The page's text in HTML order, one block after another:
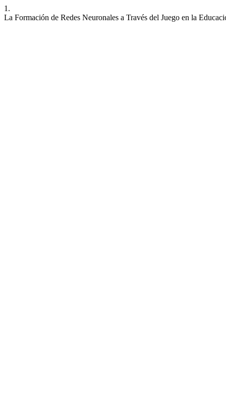
1.
La Formación de Redes Neuronales a Través del Juego en la